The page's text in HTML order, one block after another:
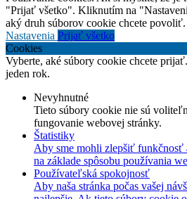
"Prijať všetko". Kliknutím na
aký druh súborov cookie chcete povoliť.
Nastavenia Prijať všetko
Cookies
Vyberte, aké súbory cookie chcete
jeden rok.
Nevyhnutné
Tieto súbory cookie nie sú
fungovanie webovej stránky.
Štatistiky
Aby sme mohli zlepšiť funkčnosť
na základe spôsobu používania
Používateľská spokojnosť
Aby naša stránka počas vašej